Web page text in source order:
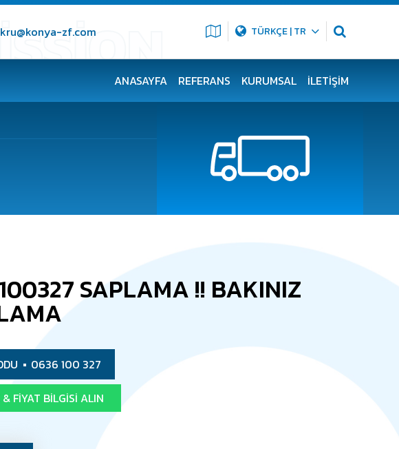
zf.com TÜRKÇE | TR
ANASAYFA REFERANS KURUMSAL İLETIŞIM
SAPLAMA !! BAKINIZ
0636 100 327
& FIYAT BILGISI ALIN